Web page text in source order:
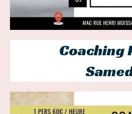
Coaching